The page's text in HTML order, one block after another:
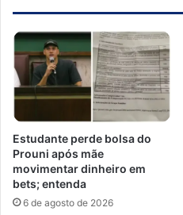
Estudante perde bolsa do
Prouni após mãe
movimentar dinheiro em
bets; entenda
6 de agosto de 2026